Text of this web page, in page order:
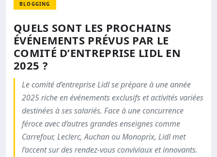
BLOGGING
QUELS SONT LES PROCHAINS
ÉVÉNEMENTS PRÉVUS PAR LE
COMITÉ D’ENTREPRISE LIDL EN
2025 ?
Le comité d’entreprise Lidl se prépare à une année
2025 riche en événements exclusifs et activités variées
destinées à ses salariés. Face à une concurrence
féroce avec d’autres grandes enseignes comme
Carrefour, Leclerc, Auchan ou Monoprix, Lidl met
l’accent sur des rendez-vous conviviaux et innovants.